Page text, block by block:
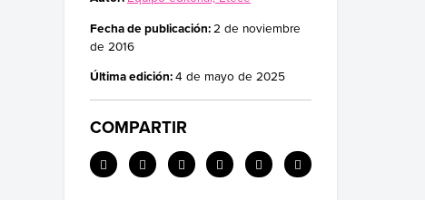
Fecha de publicación: 2 de noviembre
de 2016
Última edición:4 de mayo de 2025
COMPARTIR